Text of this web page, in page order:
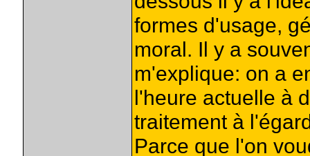
formes d'usage,
moral. Il y a
m'explique: on a
l'heure actuelle à
traitement à
Parce que l'on